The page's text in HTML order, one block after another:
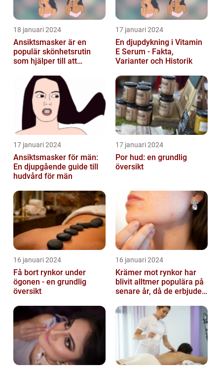
18 januari 2024
Ansiktsmasker är en
populär skönhetsrutin
som hjälper till att
huden
17 januari 2024
En djupdykning i Vitamin
E Serum - Fakta,
Varianter och Historik
17 januari 2024
Ansiktsmasker för män:
En djupgående guide till
hudvård för män
17 januari 2024
Por hud: en grundlig
översikt
16 januari 2024
Få bort rynkor under
ögonen - en grundlig
översikt
16 januari 2024
Krämer mot rynkor har
blivit alltmer populära på
senare år, då de erbjuder
lösni...